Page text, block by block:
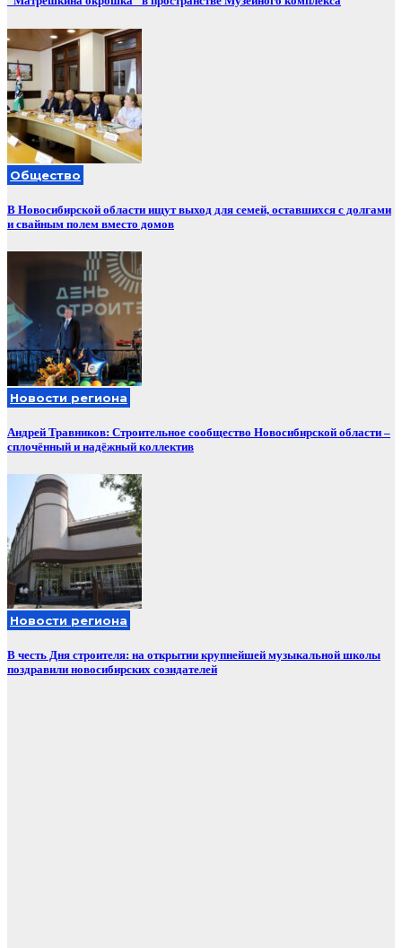
Общество
В Новосибирской области ищут выход для семей, оставшихся с долгами
и свайным полем вместо домов
Новости региона
Андрей Травников: Строительное сообщество Новосибирской области –
сплочённый и надёжный коллектив
Новости региона
В честь Дня строителя: на открытии крупнейшей музыкальной школы
поздравили новосибирских созидателей